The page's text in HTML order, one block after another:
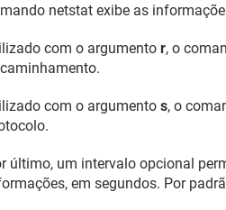
netstat exibe as
com o argumento r, o
com o argumento s, o
último, um intervalo opcional
em segundos. Por